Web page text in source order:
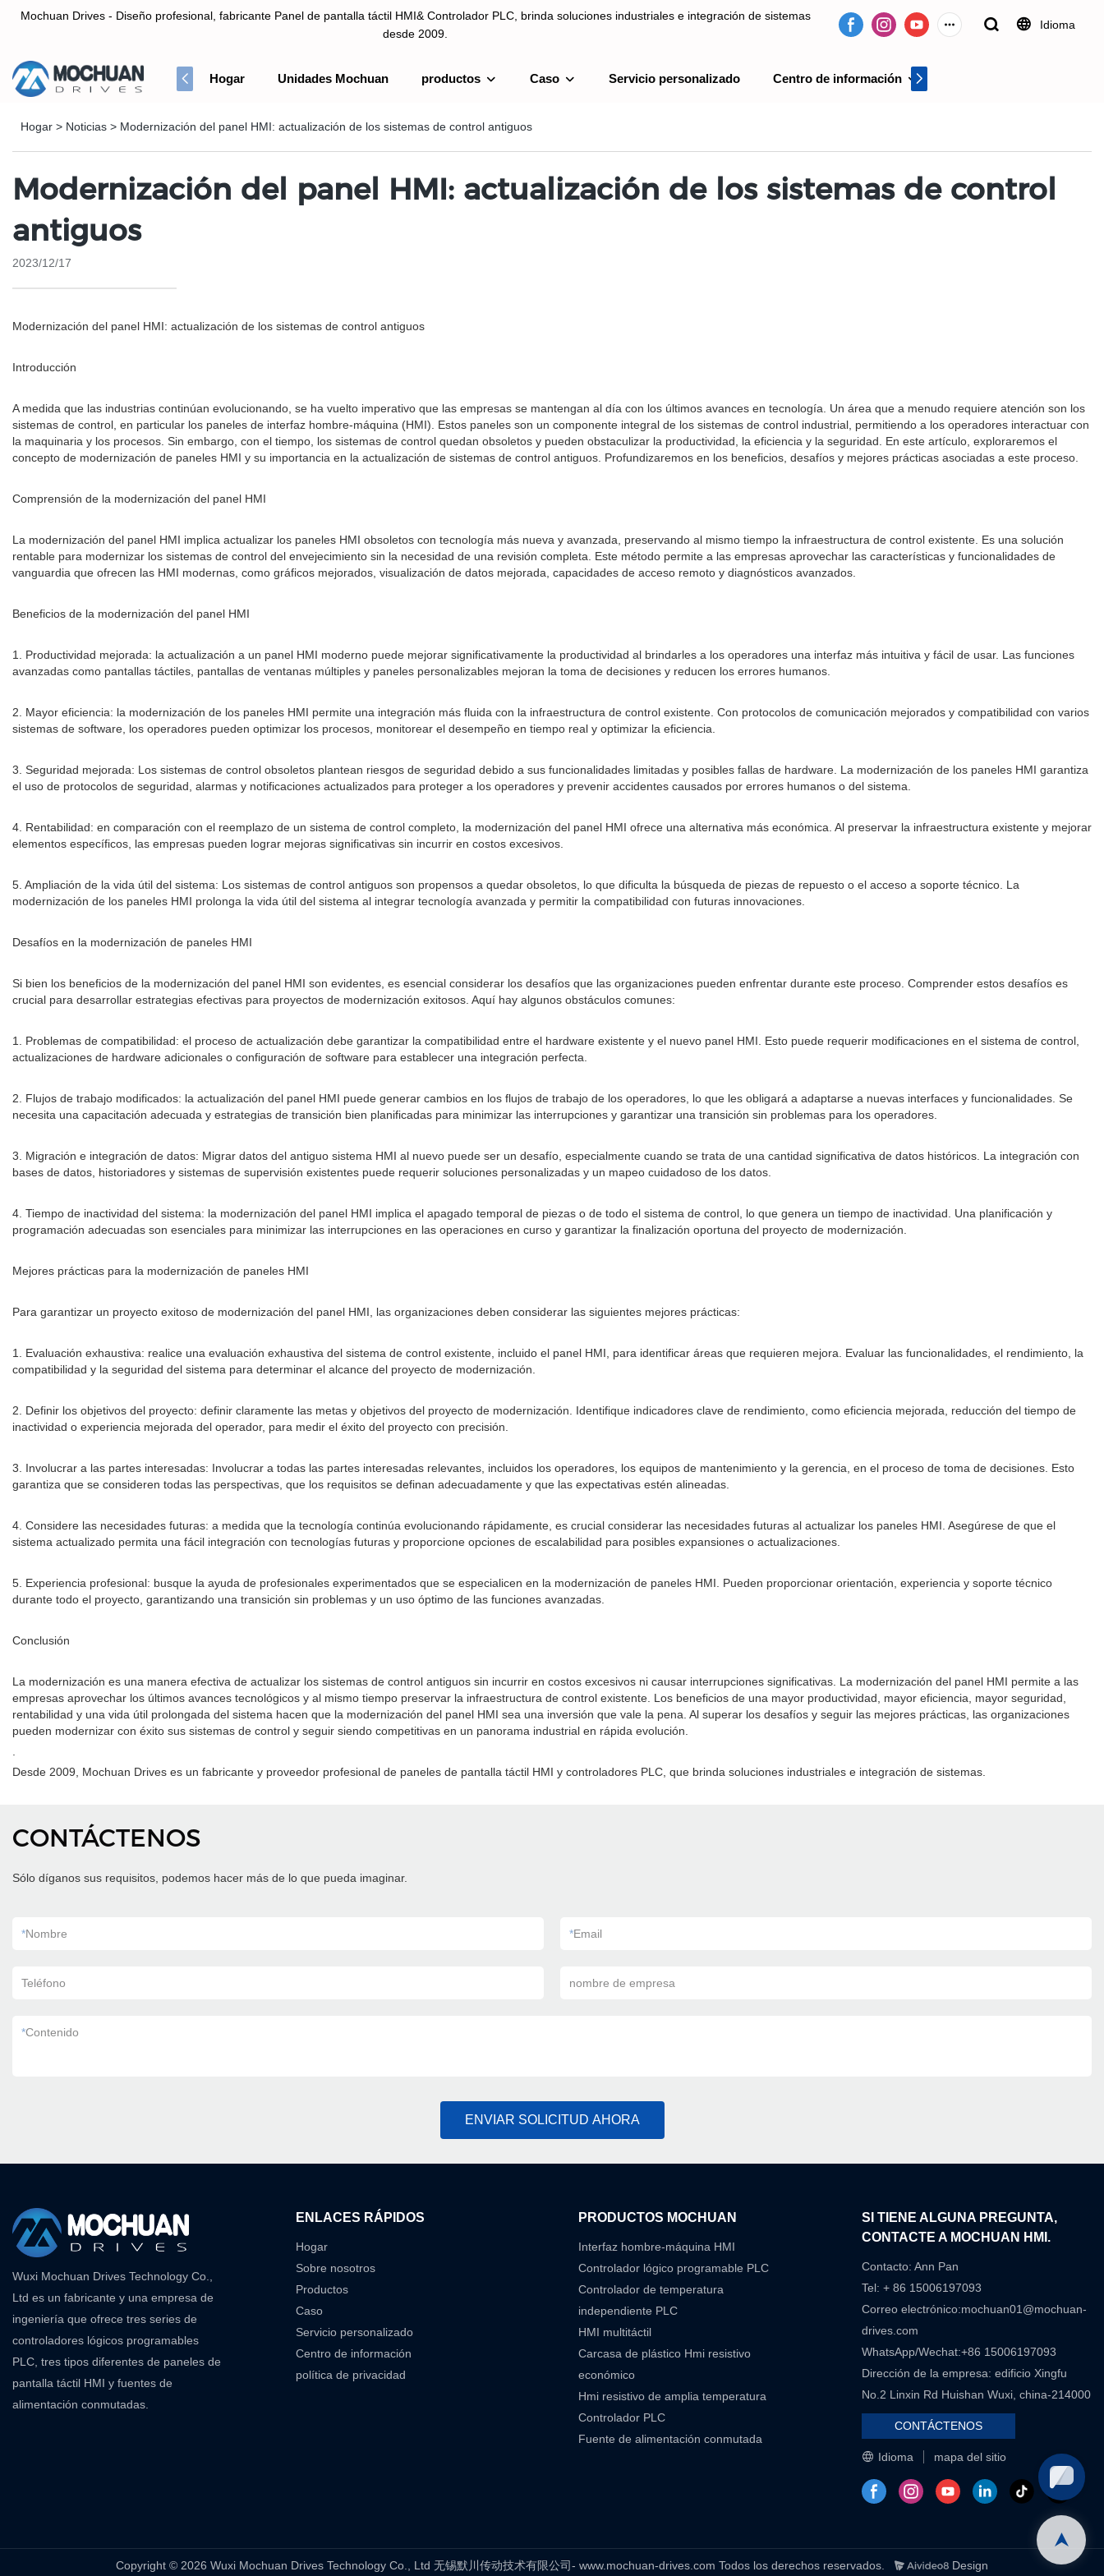
Mochuan Drives - Diseño profesional, fabricante Panel de pantalla táctil HMI& Controlador PLC, brinda soluciones industriales e integración de sistemas
desde 2009.
Idioma
Hogar Unidades Mochuan productos Caso Servicio personalizado Centro de información
Hogar > Noticias > Modernización del panel HMI: actualización de los sistemas de control antiguos
Modernización del panel HMI: actualización de los sistemas de control
antiguos
2023/12/17
Modernización del panel HMI: actualización de los sistemas de control antiguos
Introducción
A medida que las industrias continúan evolucionando, se ha vuelto imperativo que las empresas se mantengan al día con los últimos avances en tecnología. Un área que a menudo requiere atención son los
sistemas de control, en particular los paneles de interfaz hombre-máquina (HMI). Estos paneles son un componente integral de los sistemas de control industrial, permitiendo a los operadores interactuar con
la maquinaria y los procesos. Sin embargo, con el tiempo, los sistemas de control quedan obsoletos y pueden obstaculizar la productividad, la eficiencia y la seguridad. En este artículo, exploraremos el
concepto de modernización de paneles HMI y su importancia en la actualización de sistemas de control antiguos. Profundizaremos en los beneficios, desafíos y mejores prácticas asociadas a este proceso.
Comprensión de la modernización del panel HMI
La modernización del panel HMI implica actualizar los paneles HMI obsoletos con tecnología más nueva y avanzada, preservando al mismo tiempo la infraestructura de control existente. Es una solución
rentable para modernizar los sistemas de control del envejecimiento sin la necesidad de una revisión completa. Este método permite a las empresas aprovechar las características y funcionalidades de
vanguardia que ofrecen las HMI modernas, como gráficos mejorados, visualización de datos mejorada, capacidades de acceso remoto y diagnósticos avanzados.
Beneficios de la modernización del panel HMI
1. Productividad mejorada: la actualización a un panel HMI moderno puede mejorar significativamente la productividad al brindarles a los operadores una interfaz más intuitiva y fácil de usar. Las funciones
avanzadas como pantallas táctiles, pantallas de ventanas múltiples y paneles personalizables mejoran la toma de decisiones y reducen los errores humanos.
2. Mayor eficiencia: la modernización de los paneles HMI permite una integración más fluida con la infraestructura de control existente. Con protocolos de comunicación mejorados y compatibilidad con varios
sistemas de software, los operadores pueden optimizar los procesos, monitorear el desempeño en tiempo real y optimizar la eficiencia.
3. Seguridad mejorada: Los sistemas de control obsoletos plantean riesgos de seguridad debido a sus funcionalidades limitadas y posibles fallas de hardware. La modernización de los paneles HMI garantiza
el uso de protocolos de seguridad, alarmas y notificaciones actualizados para proteger a los operadores y prevenir accidentes causados ​​por errores humanos o del sistema.
4. Rentabilidad: en comparación con el reemplazo de un sistema de control completo, la modernización del panel HMI ofrece una alternativa más económica. Al preservar la infraestructura existente y mejorar
elementos específicos, las empresas pueden lograr mejoras significativas sin incurrir en costos excesivos.
5. Ampliación de la vida útil del sistema: Los sistemas de control antiguos son propensos a quedar obsoletos, lo que dificulta la búsqueda de piezas de repuesto o el acceso a soporte técnico. La
modernización de los paneles HMI prolonga la vida útil del sistema al integrar tecnología avanzada y permitir la compatibilidad con futuras innovaciones.
Desafíos en la modernización de paneles HMI
Si bien los beneficios de la modernización del panel HMI son evidentes, es esencial considerar los desafíos que las organizaciones pueden enfrentar durante este proceso. Comprender estos desafíos es
crucial para desarrollar estrategias efectivas para proyectos de modernización exitosos. Aquí hay algunos obstáculos comunes:
1. Problemas de compatibilidad: el proceso de actualización debe garantizar la compatibilidad entre el hardware existente y el nuevo panel HMI. Esto puede requerir modificaciones en el sistema de control,
actualizaciones de hardware adicionales o configuración de software para establecer una integración perfecta.
2. Flujos de trabajo modificados: la actualización del panel HMI puede generar cambios en los flujos de trabajo de los operadores, lo que les obligará a adaptarse a nuevas interfaces y funcionalidades. Se
necesita una capacitación adecuada y estrategias de transición bien planificadas para minimizar las interrupciones y garantizar una transición sin problemas para los operadores.
3. Migración e integración de datos: Migrar datos del antiguo sistema HMI al nuevo puede ser un desafío, especialmente cuando se trata de una cantidad significativa de datos históricos. La integración con
bases de datos, historiadores y sistemas de supervisión existentes puede requerir soluciones personalizadas y un mapeo cuidadoso de los datos.
4. Tiempo de inactividad del sistema: la modernización del panel HMI implica el apagado temporal de piezas o de todo el sistema de control, lo que genera un tiempo de inactividad. Una planificación y
programación adecuadas son esenciales para minimizar las interrupciones en las operaciones en curso y garantizar la finalización oportuna del proyecto de modernización.
Mejores prácticas para la modernización de paneles HMI
Para garantizar un proyecto exitoso de modernización del panel HMI, las organizaciones deben considerar las siguientes mejores prácticas:
1. Evaluación exhaustiva: realice una evaluación exhaustiva del sistema de control existente, incluido el panel HMI, para identificar áreas que requieren mejora. Evaluar las funcionalidades, el rendimiento, la
compatibilidad y la seguridad del sistema para determinar el alcance del proyecto de modernización.
2. Definir los objetivos del proyecto: definir claramente las metas y objetivos del proyecto de modernización. Identifique indicadores clave de rendimiento, como eficiencia mejorada, reducción del tiempo de
inactividad o experiencia mejorada del operador, para medir el éxito del proyecto con precisión.
3. Involucrar a las partes interesadas: Involucrar a todas las partes interesadas relevantes, incluidos los operadores, los equipos de mantenimiento y la gerencia, en el proceso de toma de decisiones. Esto
garantiza que se consideren todas las perspectivas, que los requisitos se definan adecuadamente y que las expectativas estén alineadas.
4. Considere las necesidades futuras: a medida que la tecnología continúa evolucionando rápidamente, es crucial considerar las necesidades futuras al actualizar los paneles HMI. Asegúrese de que el
sistema actualizado permita una fácil integración con tecnologías futuras y proporcione opciones de escalabilidad para posibles expansiones o actualizaciones.
5. Experiencia profesional: busque la ayuda de profesionales experimentados que se especialicen en la modernización de paneles HMI. Pueden proporcionar orientación, experiencia y soporte técnico
durante todo el proyecto, garantizando una transición sin problemas y un uso óptimo de las funciones avanzadas.
Conclusión
La modernización es una manera efectiva de actualizar los sistemas de control antiguos sin incurrir en costos excesivos ni causar interrupciones significativas. La modernización del panel HMI permite a las
empresas aprovechar los últimos avances tecnológicos y al mismo tiempo preservar la infraestructura de control existente. Los beneficios de una mayor productividad, mayor eficiencia, mayor seguridad,
rentabilidad y una vida útil prolongada del sistema hacen que la modernización del panel HMI sea una inversión que vale la pena. Al superar los desafíos y seguir las mejores prácticas, las organizaciones
pueden modernizar con éxito sus sistemas de control y seguir siendo competitivas en un panorama industrial en rápida evolución.
.
Desde 2009, Mochuan Drives es un fabricante y proveedor profesional de paneles de pantalla táctil HMI y controladores PLC, que brinda soluciones industriales e integración de sistemas.
CONTÁCTENOS
Sólo díganos sus requisitos, podemos hacer más de lo que pueda imaginar.
*Nombre *Email
Teléfono nombre de empresa
*Contenido
ENVIAR SOLICITUD AHORA
Wuxi Mochuan Drives Technology Co.,
Ltd es un fabricante y una empresa de
ingeniería que ofrece tres series de
controladores lógicos programables
PLC, tres tipos diferentes de paneles de
pantalla táctil HMI y fuentes de
alimentación conmutadas.
ENLACES RÁPIDOS
Hogar
Sobre nosotros
Productos
Caso
Servicio personalizado
Centro de información
política de privacidad
PRODUCTOS MOCHUAN
Interfaz hombre-máquina HMI
Controlador lógico programable PLC
Controlador de temperatura
independiente PLC
HMI multitáctil
Carcasa de plástico Hmi resistivo
económico
Hmi resistivo de amplia temperatura
Controlador PLC
Fuente de alimentación conmutada
SI TIENE ALGUNA PREGUNTA,
CONTACTE A MOCHUAN HMI.
Contacto: Ann Pan
Tel: + 86 15006197093
Correo electrónico:mochuan01@mochuan-
drives.com
WhatsApp/Wechat:+86 15006197093
Dirección de la empresa: edificio Xingfu
No.2 Linxin Rd Huishan Wuxi, china-214000
CONTÁCTENOS
Idioma mapa del sitio
Copyright © 2026 Wuxi Mochuan Drives Technology Co., Ltd 无锡默川传动技术有限公司- www.mochuan-drives.com Todos los derechos reservados. Design